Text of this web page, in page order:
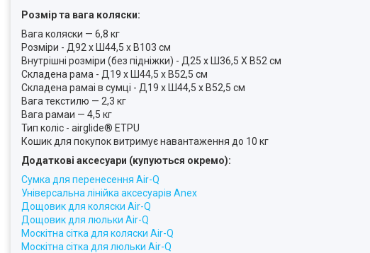
Розмір та вага коляски:
Вага коляски — 6,8 кг
Розміри - Д92 x Ш44,5 x В103 см
Внутрішні розміри (без підніжки) - Д25 x Ш36,5 X В52 см
Складена рама - Д19 x Ш44,5 x В52,5 см
Складена рамаі в сумці - Д19 x Ш44,5 x В52,5 см
Вага текстилю — 2,3 кг
Вага рамаи — 4,5 кг
Тип коліс - airglide® ETPU
Кошик для покупок витримує навантаження до 10 кг
Додаткові аксесуари (купуються окремо):
Сумка для перенесення Air-Q
Універсальна лінійка аксесуарів Anex
Дощовик для коляски Air-Q
Дощовик для люльки Air-Q
Москітна сітка для коляски Air-Q
Москітна сітка для люльки Air-Q